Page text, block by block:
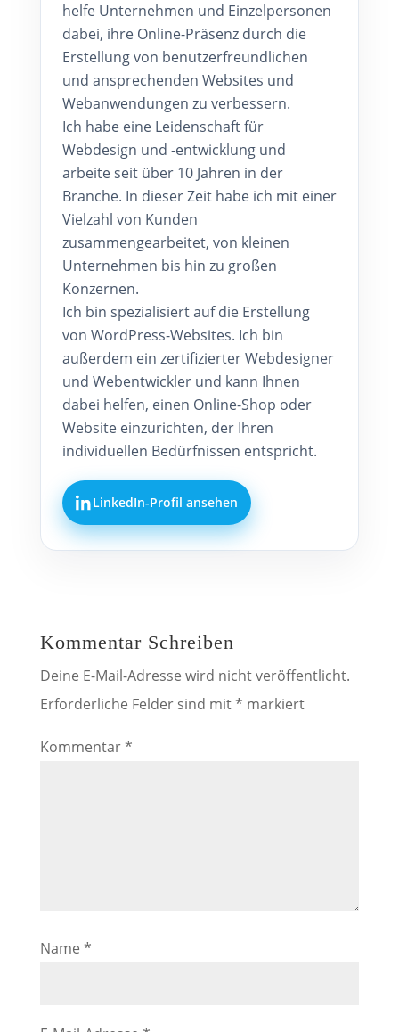
helfe Unternehmen und Einzelpersonen
dabei, ihre Online-Präsenz durch die
Erstellung von benutzerfreundlichen
und ansprechenden Websites und
Webanwendungen zu verbessern.
Ich habe eine Leidenschaft für
Webdesign und -entwicklung und
arbeite seit über 10 Jahren in der
Branche. In dieser Zeit habe ich mit einer
Vielzahl von Kunden
zusammengearbeitet, von kleinen
Unternehmen bis hin zu großen
Konzernen.
Ich bin spezialisiert auf die Erstellung
von WordPress-Websites. Ich bin
außerdem ein zertifizierter Webdesigner
und Webentwickler und kann Ihnen
dabei helfen, einen Online-Shop oder
Website einzurichten, der Ihren
individuellen Bedürfnissen entspricht.
LinkedIn-Profil ansehen
Kommentar Schreiben
Deine E-Mail-Adresse wird nicht veröffentlicht.
Erforderliche Felder sind mit* markiert
Kommentar*
Name *